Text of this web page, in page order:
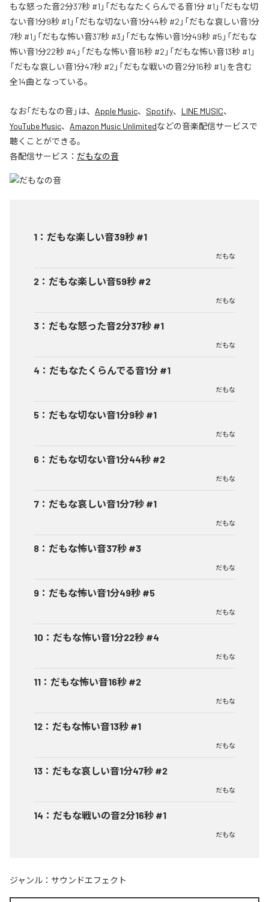
もな怒った音2分37秒 #1」「だもなたくらんでる音1分 #1」「だもな切
ない音1分9秒 #1」「だもな切ない音1分44秒 #2」「だもな哀しい音1分
7秒 #1」「だもな怖い音37秒 #3」「だもな怖い音1分49秒 #5」「だもな
怖い音1分22秒 #4」「だもな怖い音16秒 #2」「だもな怖い音13秒 #1」
「だもな哀しい音1分47秒 #2」「だもな戦いの音2分16秒 #1」を含む
全14曲となっている。
なお「だもなの音」は、 Apple Music、 Spotify、 LINE MUSIC、
YouTube Music、 Amazon Music Unlimitedなどの音楽配信サービスで
聴くことができる。
各配信サービス： だもなの音
1 ： だもな楽しい音39秒 #1
だもな
2 ： だもな楽しい音59秒 #2
だもな
3 ： だもな怒った音2分37秒 #1
だもな
4 ： だもなたくらんでる音1分 #1
だもな
5 ： だもな切ない音1分9秒 #1
だもな
6 ： だもな切ない音1分44秒 #2
だもな
7 ： だもな哀しい音1分7秒 #1
だもな
8 ： だもな怖い音37秒 #3
だもな
9 ： だもな怖い音1分49秒 #5
だもな
10 ： だもな怖い音1分22秒 #4
だもな
11 ： だもな怖い音16秒 #2
だもな
12 ： だもな怖い音13秒 #1
だもな
13 ： だもな哀しい音1分47秒 #2
だもな
14 ： だもな戦いの音2分16秒 #1
だもな
ジャンル： サウンドエフェクト